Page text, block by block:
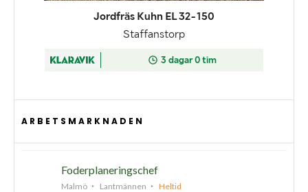
ARBETSMARKNADEN
Foderplaneringschef
Malmö Lantmännen Heltid